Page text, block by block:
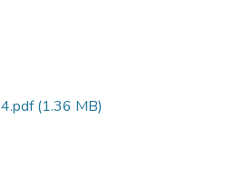
(1.36 MB)